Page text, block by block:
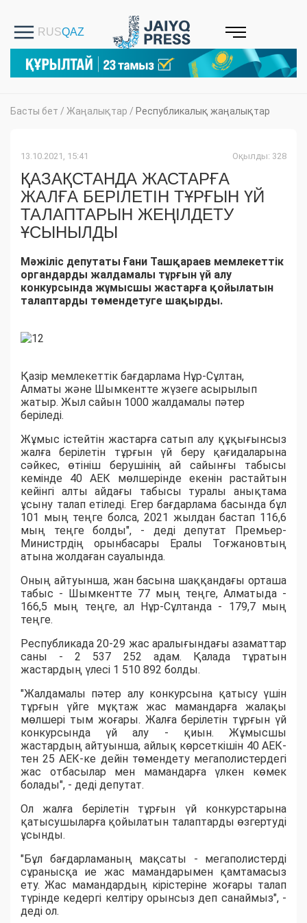
Басты бет / Жаңалықтар / Республикалық жаңалықтар
13.10.2021, 15:41 Оқылды: 328
ҚАЗАҚСТАНДА ЖАСТАРҒА
ЖАЛҒА БЕРІЛЕТІН ТҰРҒЫН ҮЙ
ТАЛАПТАРЫН ЖЕҢІЛДЕТУ
ҰСЫНЫЛДЫ
Мәжіліс депутаты Ғани Ташқараев мемлекеттік
органдарды жалдамалы тұрғын үй алу
конкурсында жұмысшы жастарға қойылатын
талаптарды төмендетуге шақырды.
Қазір мемлекеттік бағдарлама Нұр-Сұлтан,
Алматы және Шымкентте жүзеге асырылып
жатыр. Жыл сайын 1000 жалдамалы пәтер
беріледі.
Жұмыс істейтін жастарға сатып алу құқығынсыз
жалға берілетін тұрғын үй беру қағидаларына
сәйкес, өтініш берушінің ай сайынғы табысы
кемінде 40 АЕК мөлшерінде екенін растайтын
кейінгі алты айдағы табысы туралы анықтама
ұсыну талап етіледі. Егер бағдарлама басында бұл
101 мың теңге болса, 2021 жылдан бастап 116,6
мың теңге болды", - деді депутат Премьер-
Министрдің орынбасары Ералы Тоғжановтың
атына жолдаған сауалында.
Оның айтуынша, жан басына шаққандағы орташа
табыс - Шымкентте 77 мың теңге, Алматыда -
166,5 мың теңге, ал Нұр-Сұлтанда - 179,7 мың
теңге.
Республикада 20-29 жас аралығындағы азаматтар
саны - 2 537 252 адам. Қалада тұратын
жастардың үлесі 1 510 892 болды.
"Жалдамалы пәтер алу конкурсына қатысу үшін
тұрғын үйге мұқтаж жас мамандарға жалақы
мөлшері тым жоғары. Жалға берілетін тұрғын үй
конкурсында үй алу - қиын. Жұмысшы
жастардың айтуынша, айлық көрсеткішін 40 АЕК-
тен 25 АЕК-ке дейін төмендету мегаполистердегі
жас отбасылар мен мамандарға үлкен көмек
болады", - деді депутат.
Ол жалға берілетін тұрғын үй конкурстарына
қатысушыларға қойылатын талаптарды өзгертуді
ұсынды.
"Бұл бағдарламаның мақсаты - мегаполистерді
сұранысқа ие жас мамандарымен қамтамасыз
ету. Жас мамандардың кірістеріне жоғары талап
түрінде кедергі келтіру орынсыз деп санаймыз", -
деді ол.